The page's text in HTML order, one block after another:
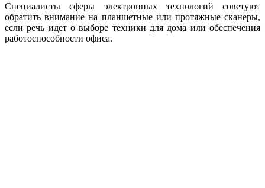
Специалисты сферы электронных технологий советуют
обратить внимание на планшетные или протяжные сканеры,
если речь идет о выборе техники для дома или обеспечения
работоспособности офиса.